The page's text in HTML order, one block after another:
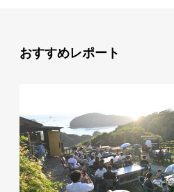
おすすめレポート